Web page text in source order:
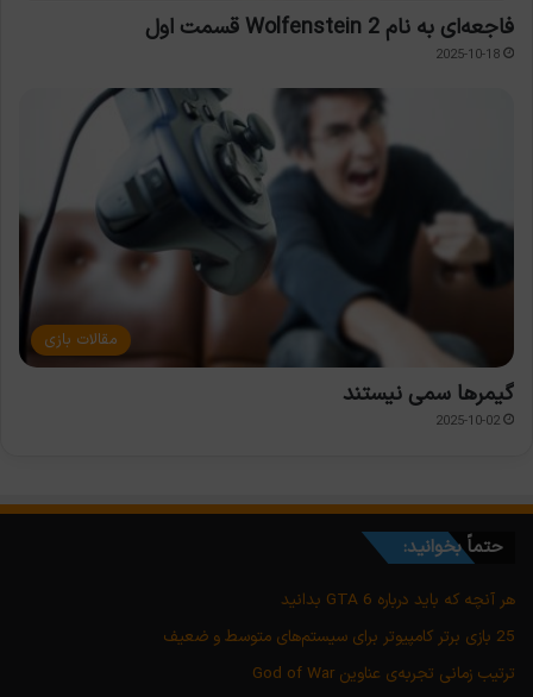
فاجعه‌ای به نام Wolfenstein 2 قسمت اول
2025-10-18
مقالات بازی
گیمرها سمی نیستند
2025-10-02
حتماً بخوانید:
هر آنچه که باید درباره GTA 6 بدانید
25 بازی برتر کامپیوتر برای سیستم‌های متوسط و ضعیف
ترتیب زمانی تجربه‌ی عناوین God of War